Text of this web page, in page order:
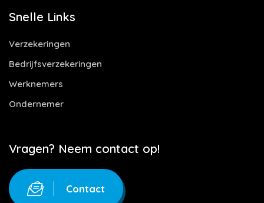
Snelle Links
Verzekeringen
Bedrijfsverzekeringen
Werknemers
Ondernemer
Vragen? Neem contact op!
Contact